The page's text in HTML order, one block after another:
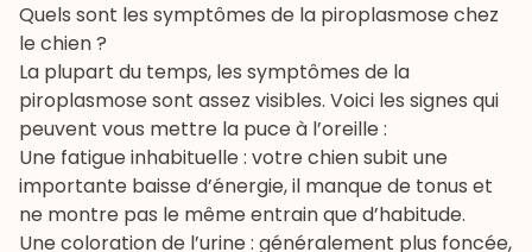
Quels sont les symptômes de la piroplasmose chez
le chien ?
La plupart du temps, les symptômes de la
piroplasmose sont assez visibles. Voici les signes qui
peuvent vous mettre la puce à l’oreille :
Une fatigue inhabituelle : votre chien subit une
importante baisse d’énergie, il manque de tonus et
ne montre pas le même entrain que d’habitude.
Une coloration de l’urine : généralement plus foncée,